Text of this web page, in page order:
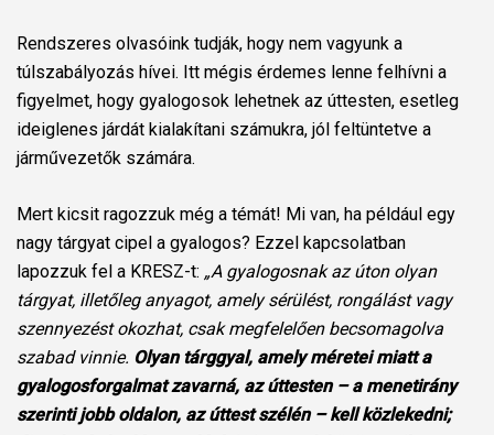
Rendszeres olvasóink tudják, hogy nem vagyunk a
túlszabályozás hívei. Itt mégis érdemes lenne felhívni a
figyelmet, hogy gyalogosok lehetnek az úttesten, esetleg
ideiglenes járdát kialakítani számukra, jól feltüntetve a
járművezetők számára.
Mert kicsit ragozzuk még a témát! Mi van, ha például egy
nagy tárgyat cipel a gyalogos? Ezzel kapcsolatban
lapozzuk fel a KRESZ-t: „A gyalogosnak az úton olyan
tárgyat, illetőleg anyagot, amely sérülést, rongálást vagy
szennyezést okozhat, csak megfelelően becsomagolva
szabad vinnie. Olyan tárggyal, amely méretei miatt a
gyalogosforgalmat zavarná, az úttesten – a menetirány
szerinti jobb oldalon, az úttest szélén – kell közlekedni;